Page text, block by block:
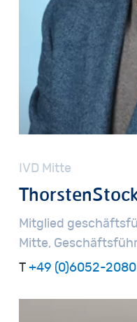
IVD Mitte
Thorsten
Mitglied
Mitte,
T +49 (0)6052-2080